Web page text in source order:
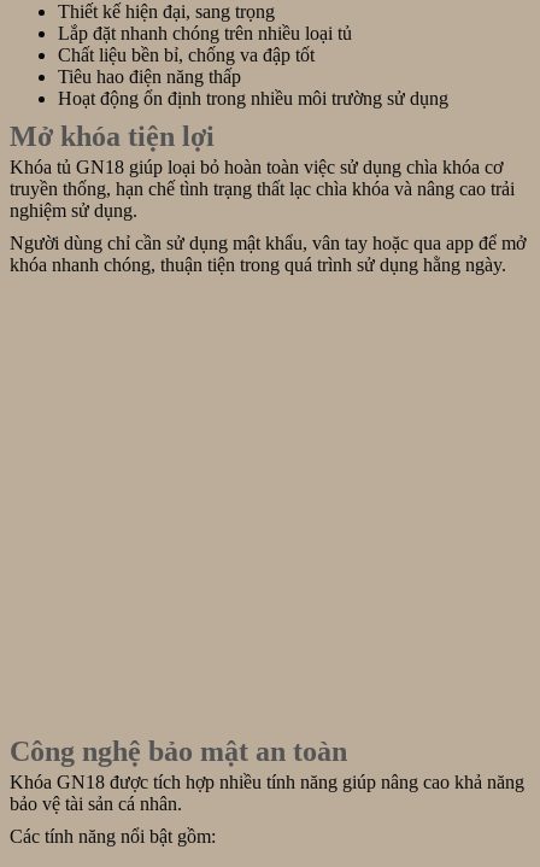
Thiết kế hiện đại, sang trọng
Lắp đặt nhanh chóng trên nhiều loại tủ
Chất liệu bền bỉ, chống va đập tốt
Tiêu hao điện năng thấp
Hoạt động ổn định trong nhiều môi trường sử dụng
Mở khóa tiện lợi
Khóa tủ GN18 giúp loại bỏ hoàn toàn việc sử dụng chìa khóa cơ
truyền thống, hạn chế tình trạng thất lạc chìa khóa và nâng cao trải
nghiệm sử dụng.
Người dùng chỉ cần sử dụng mật khẩu, vân tay hoặc qua app để mở
khóa nhanh chóng, thuận tiện trong quá trình sử dụng hằng ngày.
Công nghệ bảo mật an toàn
Khóa GN18 được tích hợp nhiều tính năng giúp nâng cao khả năng
bảo vệ tài sản cá nhân.
Các tính năng nổi bật gồm: